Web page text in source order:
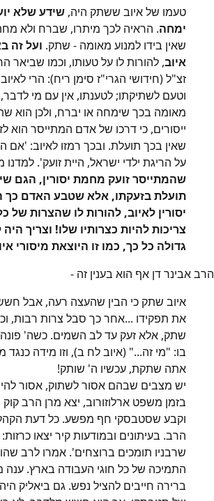
טעמו של איוב ששתק היה, שידע שלא
ימחה. הראיה לכך מיתרו, שברח ולא
שאין בידו למנוע מאומה - שתק. ועל זה
איוב, להורות לו על טעותו, וכמו שביאר
זצ"ל (חידושי הגרי"ז סימן ריח): הרי
וטעם לשתיקתו; לטענתו, אין עם מי לדבר,
מאומה בכך שימחה או יברח, ולכן הוא
ייסורים, כי דרכו של אדם המתייסר הוא
שאין בכך תועלת. ובכך רמזו לאיוב: 'אם
על הריגת ילדי ישראל, היית זועק'. למדנו
שהמתייסר זועק מחמת יסורין, הגם
תועלת בזעקתו, אלא שטבע האדם כך
יסורין לאיוב, להורות לו שהצרות של
צריכות להיות כצרותיו שלו! וצריך
גדולה כל כך, כמו זו היוצאת מיסורי
הרב אבינר דן אף הוא בענין זה -
איוב שתק כי הבין שהעצה רעה, אבל
את תפקידו ...אחר כך סבל צרות רבות,
שתק, אלא זעק עד לב השמים. כשה' פונה
בו: "מי זה..." (איוב לח ב), וזו מידה כנגד
אתה שתקת, עכשיו ה' שותק!
יש מצבים שבהם אסור לשתוק, אסור
בזמן משפט ארלוזורוב, יצא מרן הרב
וקבע שסטבסקי חף מפשע. כל דעת
הרב. בעיתונים ובמודעות קיר יצאו כרזות:
שרבניו תומכים ברוצחים'. אמרו לרב
התמיכה של כל חוגי העבודה בארץ. ענה
ברירה חייבים להציל נפש. גם ביאליק